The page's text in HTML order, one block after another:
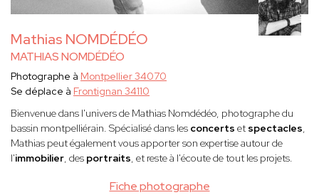
Mathias NOMDÉDÉO
MATHIAS NOMDÉDÉO
Fiche photographe
Photographe à Montpellier 34070
Se déplace à Frontignan 34110
Bienvenue dans l'univers de Mathias Nomdédéo, photographe du
bassin montpelliérain. Spécialisé dans les concerts et spectacles,
Mathias peut également vous apporter son expertise autour de
l'immobilier, des portraits, et reste à l'écoute de tout les projets.